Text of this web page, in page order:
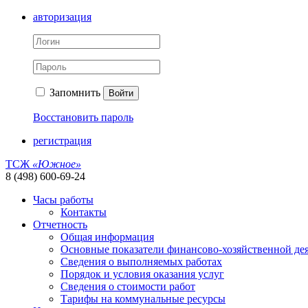
авторизация
Запомнить Войти
Восстановить пароль
регистрация
ТСЖ «Южное»
8 (498) 600-69-24
Часы работы
Контакты
Отчетность
Общая информация
Основные показатели финансово-хозяйственной
Сведения о выполняемых работах
Порядок и условия оказания услуг
Сведения о стоимости работ
Тарифы на коммунальные ресурсы